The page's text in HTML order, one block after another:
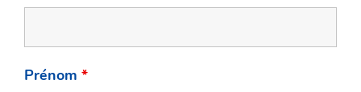
Prénom *